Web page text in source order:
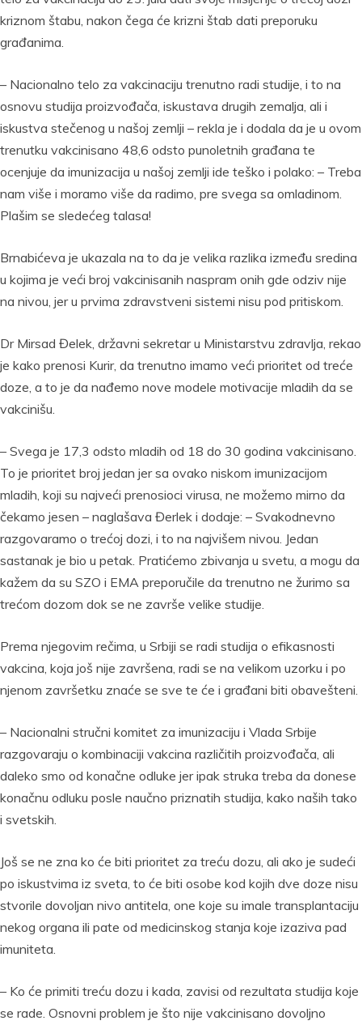
kriznom štabu, nakon čega će krizni štab dati preporuku
građanima.
– Nacionalno telo za vakcinaciju trenutno radi studije, i to na
osnovu studija proizvođača, iskustava drugih zemalja, ali i
iskustva stečenog u našoj zemlji – rekla je i dodala da je u ovom
trenutku vakcinisano 48,6 odsto punoletnih građana te
ocenjuje da imunizacija u našoj zemlji ide teško i polako: – Treba
nam više i moramo više da radimo, pre svega sa omladinom.
Plašim se sledećeg talasa!
Brnabićeva je ukazala na to da je velika razlika između sredina
u kojima je veći broj vakcinisanih naspram onih gde odziv nije
na nivou, jer u prvima zdravstveni sistemi nisu pod pritiskom.
Dr Mirsad Đelek, državni sekretar u Ministarstvu zdravlja, rekao
je kako prenosi Kurir, da trenutno imamo veći prioritet od treće
doze, a to je da nađemo nove modele motivacije mladih da se
vakcinišu.
– Svega je 17,3 odsto mladih od 18 do 30 godina vakcinisano.
To je prioritet broj jedan jer sa ovako niskom imunizacijom
mladih, koji su najveći prenosioci virusa, ne možemo mirno da
čekamo jesen – naglašava Đerlek i dodaje: – Svakodnevno
razgovaramo o trećoj dozi, i to na najvišem nivou. Jedan
sastanak je bio u petak. Pratićemo zbivanja u svetu, a mogu da
kažem da su SZO i EMA preporučile da trenutno ne žurimo sa
trećom dozom dok se ne završe velike studije.
Prema njegovim rečima, u Srbiji se radi studija o efikasnosti
vakcina, koja još nije završena, radi se na velikom uzorku i po
njenom završetku znaće se sve te će i građani biti obavešteni.
– Nacionalni stručni komitet za imunizaciju i Vlada Srbije
razgovaraju o kombinaciji vakcina različitih proizvođača, ali
daleko smo od konačne odluke jer ipak struka treba da donese
konačnu odluku posle naučno priznatih studija, kako naših tako
i svetskih.
Još se ne zna ko će biti prioritet za treću dozu, ali ako je sudeći
po iskustvima iz sveta, to će biti osobe kod kojih dve doze nisu
stvorile dovoljan nivo antitela, one koje su imale transplantaciju
nekog organa ili pate od medicinskog stanja koje izaziva pad
imuniteta.
– Ko će primiti treću dozu i kada, zavisi od rezultata studija koje
se rade. Osnovni problem je što nije vakcinisano dovoljno